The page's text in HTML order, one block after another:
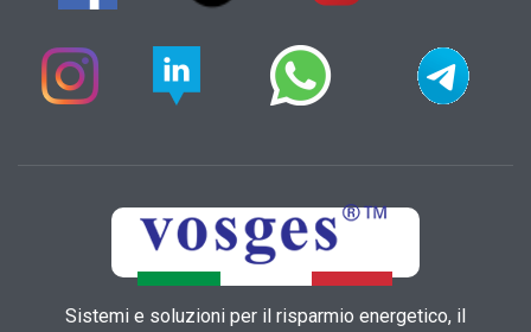
Sistemi e soluzioni per il risparmio energetico, il